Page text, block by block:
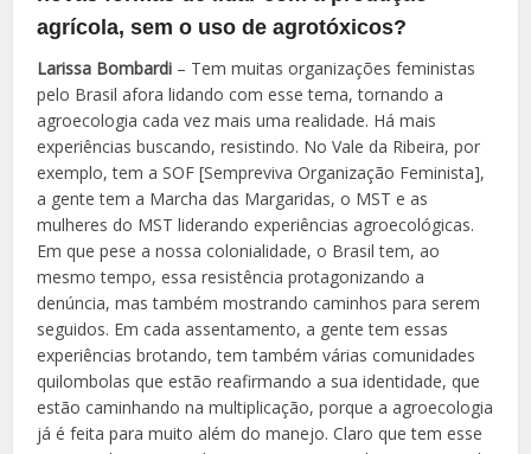
agrícola, sem o uso de agrotóxicos?
Larissa Bombardi – Tem muitas organizações feministas
pelo Brasil afora lidando com esse tema, tornando a
agroecologia cada vez mais uma realidade. Há mais
experiências buscando, resistindo. No Vale da Ribeira, por
exemplo, tem a SOF [Sempreviva Organização Feminista],
a gente tem a Marcha das Margaridas, o MST e as
mulheres do MST liderando experiências agroecológicas.
Em que pese a nossa colonialidade, o Brasil tem, ao
mesmo tempo, essa resistência protagonizando a
denúncia, mas também mostrando caminhos para serem
seguidos. Em cada assentamento, a gente tem essas
experiências brotando, tem também várias comunidades
quilombolas que estão reafirmando a sua identidade, que
estão caminhando na multiplicação, porque a agroecologia
já é feita para muito além do manejo. Claro que tem esse